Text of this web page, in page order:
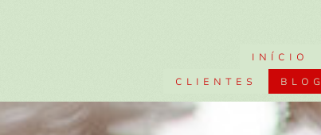
INÍCIO
CLIENTES
BLOG